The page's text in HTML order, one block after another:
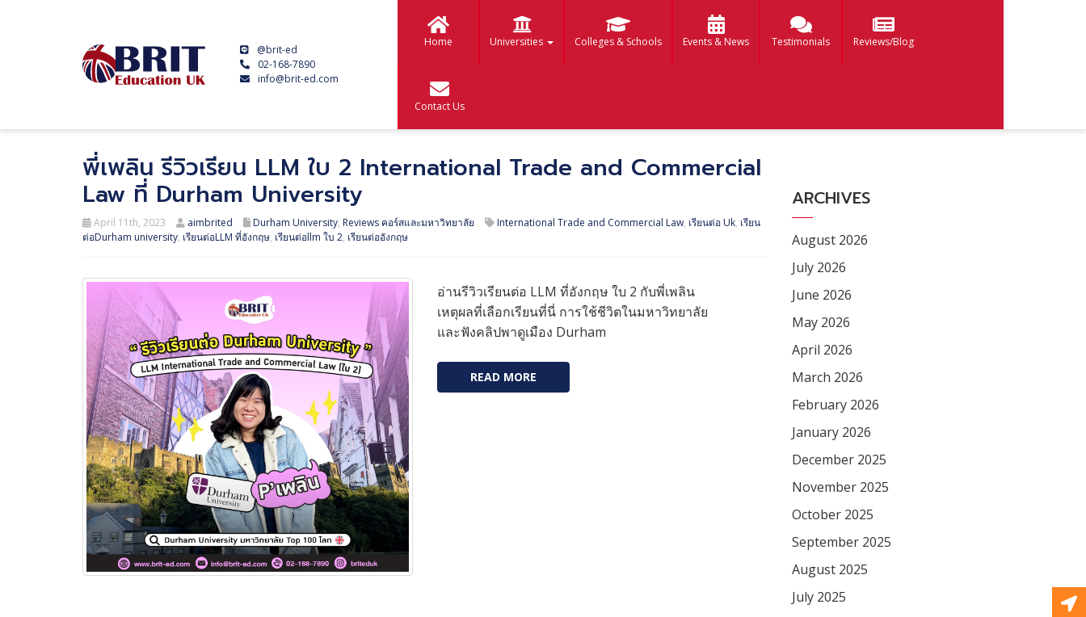
@brit-ed
02-168-7890
info@brit-ed.com
Home Universities Colleges & Schools Events & News Testimonials Reviews/Blog
Contact Us
พี่เพลิน รีวิวเรียน LLM ใบ 2 International Trade and Commercial
Law ที่ Durham University
April 11th, 2023 aimbrited Durham University, Reviews คอร์สและมหาวิทยาลัย International Trade and Commercial Law, เรียนต่อ Uk, เรียน
ต่อDurham university, เรียนต่อLLM ที่อังกฤษ, เรียนต่อllm ใบ 2, เรียนต่ออังกฤษ
อ่านรีวิวเรียนต่อ LLM ที่อังกฤษ ใบ 2 กับพี่เพลิน
เหตุผลที่เลือกเรียนที่นี่ การใช้ชีวิตในมหาวิทยาลัย
และฟังคลิปพาดูเมือง Durham
READ MORE
ARCHIVES
August 2026
July 2026
June 2026
May 2026
April 2026
March 2026
February 2026
January 2026
December 2025
November 2025
October 2025
September 2025
August 2025
July 2025